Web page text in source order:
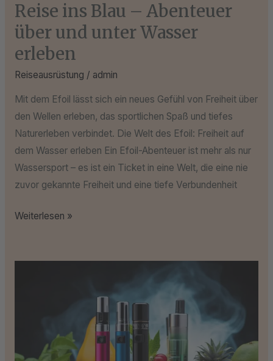
Reise ins Blau – Abenteuer
über und unter Wasser
erleben
Reiseausrüstung / admin
Mit dem Efoil lässt sich ein neues Gefühl von Freiheit über
den Wellen erleben, das sportlichen Spaß und tiefes
Naturerleben verbindet. Die Welt des Efoil: Freiheit auf
dem Wasser erleben Ein Efoil-Abenteuer ist mehr als nur
Wassersport – es ist ein Ticket in eine Welt, die eine nie
zuvor gekannte Freiheit und eine tiefe Verbundenheit
Weiterlesen »
Kreationen
für